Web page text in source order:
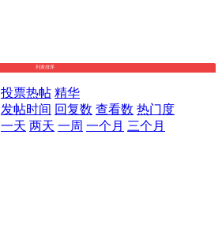
列表排序
投票热帖 精华
发帖时间 回复数 查看数 热门度
一天 两天 一周 一个月 三个月